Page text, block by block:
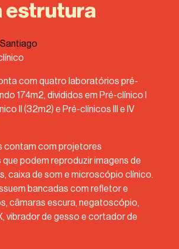
estrutura
com quatro laboratórios pré-
174m2, divididos em Pré-clínico I
II (32m2) e Pré-clínicos III e IV
contam com projetores
podem reproduzir imagens de
caixa de som e microscópio clínico.
bancadas com refletor e
câmaras escura, negatoscópio,
vibrador de gesso e cortador de